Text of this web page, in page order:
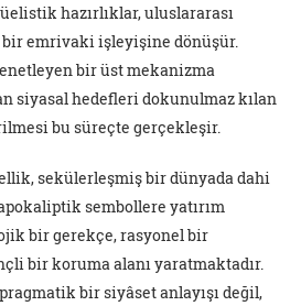
hazırlıklar, uluslararası
emrivaki işleyişine dönüşür.
bir üst mekanizma
siyasal hedefleri dokunulmaz kılan
bu süreçte gerçekleşir.
sekülerleşmiş bir dünyada dahi
sembollere yatırım
bir gerekçe, rasyonel bir
bir koruma alanı yaratmaktadır.
bir siyâset anlayışı değil,